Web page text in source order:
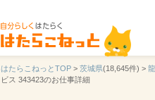
はたらこねっとTOP > 茨城県(18,645件) >
ビス 343423のお仕事詳細